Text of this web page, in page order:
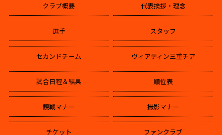
クラブ概要 代表挨拶・理念
選手 スタッフ
セカンドチーム ヴィアティン三重チア
試合日程＆結果 順位表
観戦マナー 撮影マナー
チケット ファンクラブ